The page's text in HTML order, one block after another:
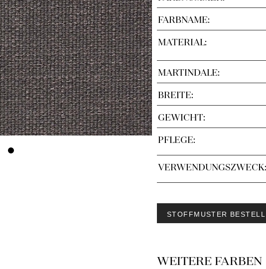
FARBNAME:
MATERIAL:
MARTINDALE:
BREITE:
GEWICHT:
PFLEGE:
VERWENDUNGSZWECK:
STOFFMUSTER
WEITERE FARBEN